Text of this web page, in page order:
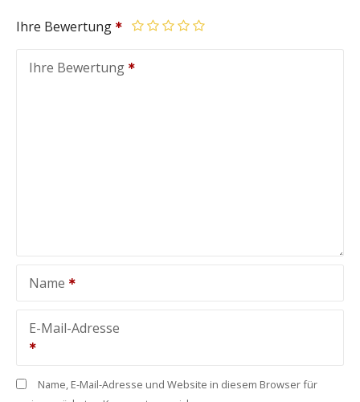
Ihre Bewertung
Ihre Bewertung
Name
E-Mail-Adresse
Name, E-Mail-Adresse und Website in diesem Browser für